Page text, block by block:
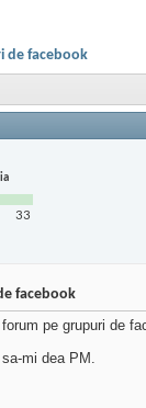
de facebook
33
facebook
pe grupuri de
mi dea PM.